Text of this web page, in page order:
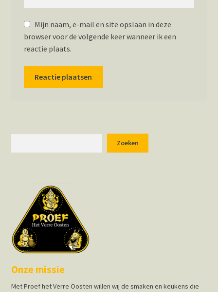
Mijn naam, e-mail en site opslaan in deze
browser voor de volgende keer wanneer ik een
reactie plaats.
Zoeken
Onze missie
Met Proef het Verre Oosten willen wij de smaken en keukens die